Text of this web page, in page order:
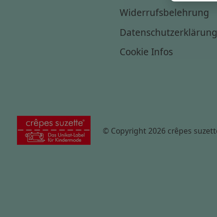
Widerrufsbelehrung
Datenschutzerklärung
Cookie Infos
© Copyright 2026 crêpes